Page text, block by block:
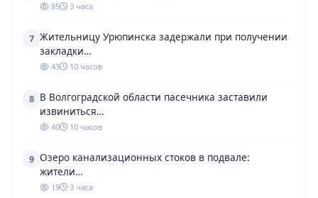
85 3 часа
7 Жительницу Урюпинска задержали при получении
закладки…
43 10 часов
8 В Волгоградской области пасечника заставили
извиниться…
40 10 часов
9 Озеро канализационных стоков в подвале:
жители…
19 3 часа